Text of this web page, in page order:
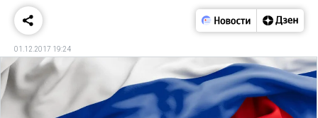
01.12.2017 19:24